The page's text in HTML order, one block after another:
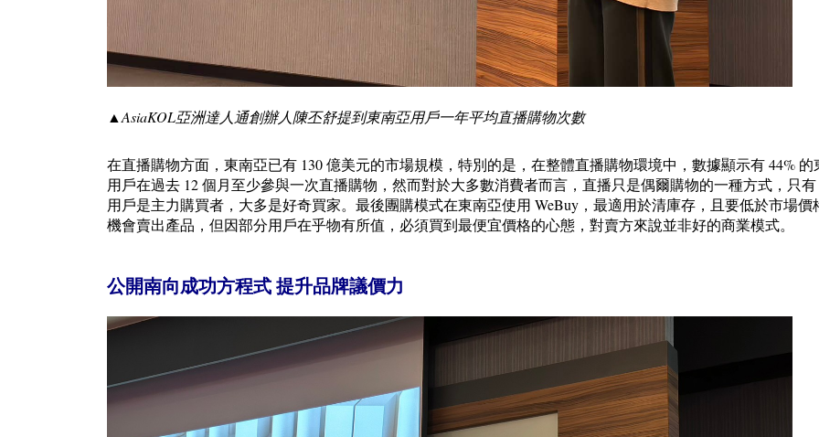
▲AsiaKOL亞洲達人通創辦人陳丕舒提到東南亞用戶一年平均直播購物次數
在直播購物方面，東南亞已有 130 億美元的市場規模，特別的是，在整體直播購物環境中，數據顯示有 44% 的
用戶在過去 12 個月至少參與一次直播購物，然而對於大多數消費者而言，直播只是偶爾購物的一種方式，只有
用戶是主力購買者，大多是好奇買家。最後團購模式在東南亞使用 WeBuy，最適用於清庫存，且要低於市場價
機會賣出產品，但因部分用戶在乎物有所值，必須買到最便宜價格的心態，對賣方來說並非好的商業模式。
公開南向成功方程式 提升品牌議價力